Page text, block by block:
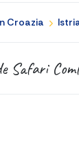
Croazia
Safari